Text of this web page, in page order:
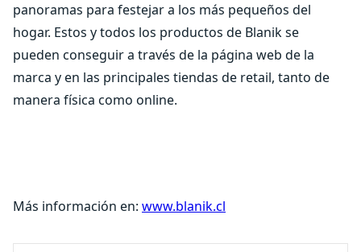
panoramas para festejar a los más pequeños del
hogar. Estos y todos los productos de Blanik se
pueden conseguir a través de la página web de la
marca y en las principales tiendas de retail, tanto de
manera física como online.
Más información en: www.blanik.cl